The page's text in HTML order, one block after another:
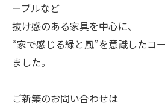
ーブルなど
抜け感のある家具を中心に、
“家で感じる緑と風”を意識したコ
ました。
ご新築のお問い合わせは